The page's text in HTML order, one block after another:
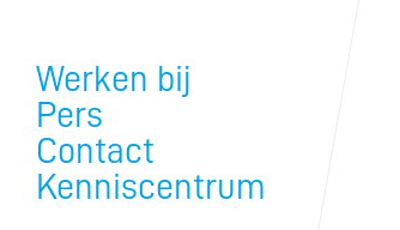
Werken bij
Pers
Contact
Kenniscentrum